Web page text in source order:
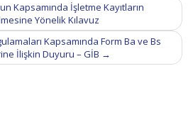
Kapsamında İşletme Kayıtların
Yönelik Kılavuz
Kapsamında Form Ba ve Bs
İlişkin Duyuru – GİB →